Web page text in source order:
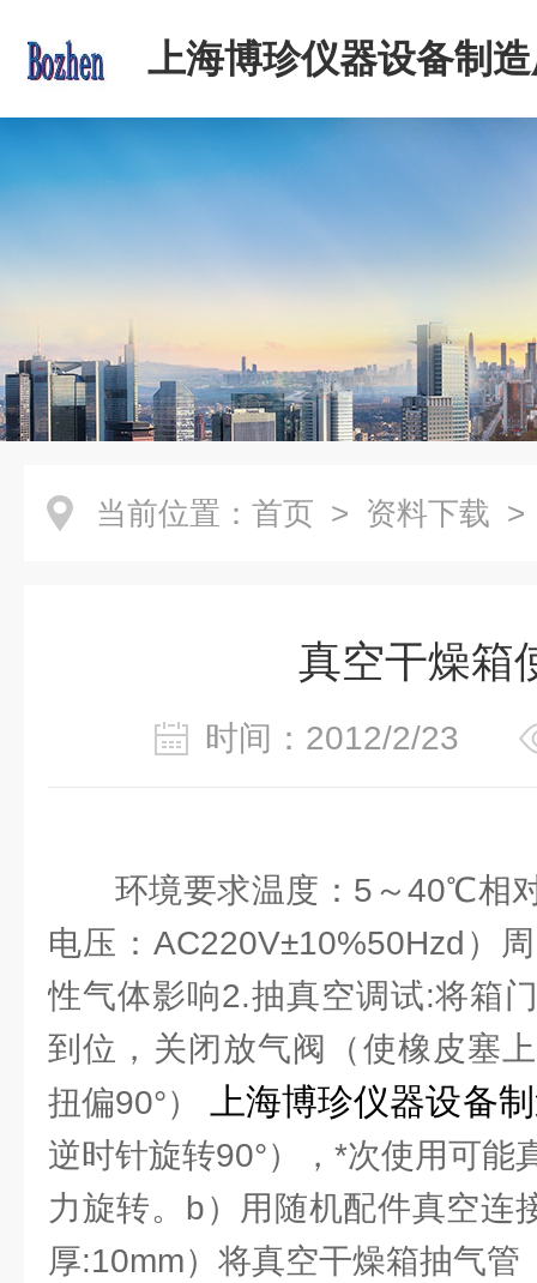
上海博珍仪器设备制
当前位置： 首页 > 资料下载 >
真空干燥箱
时间：2012/2/23
环境要求温度：5～40℃相
电压：AC220V±10%50Hzd）
性气体影响2.抽真空调试:将箱
到位，关闭放气阀（使橡皮塞
扭偏90°）
上海博珍仪器设备
逆时针旋转90°），*次使用可能
力旋转。b）用随机配件真空连
厚:10mm）将真空干燥箱抽气